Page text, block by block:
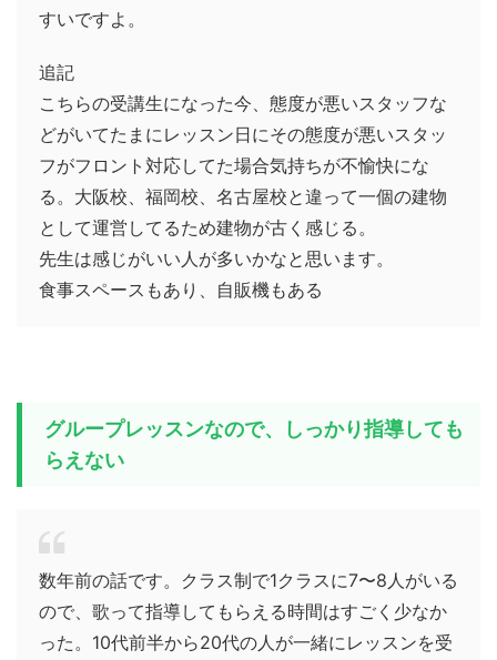
すいですよ。
追記
こちらの受講生になった今、態度が悪いスタッフな
どがいてたまにレッスン日にその態度が悪いスタッ
フがフロント対応してた場合気持ちが不愉快にな
る。大阪校、福岡校、名古屋校と違って一個の建物
として運営してるため建物が古く感じる。
先生は感じがいい人が多いかなと思います。
食事スペースもあり、自販機もある
グループレッスンなので、しっかり指導しても
らえない
数年前の話です。クラス制で1クラスに7〜8人がいる
ので、歌って指導してもらえる時間はすごく少なか
った。10代前半から20代の人が一緒にレッスンを受